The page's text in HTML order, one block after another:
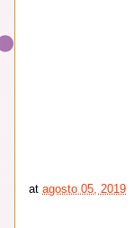
at agosto 05, 2019